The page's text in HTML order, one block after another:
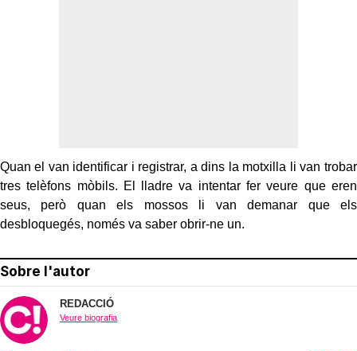
Quan el van identificar i registrar, a dins la motxilla li van trobar
tres telèfons mòbils. El lladre va intentar fer veure que eren
seus, però quan els mossos li van demanar que els
desbloquegés, només va saber obrir-ne un.
Sobre l'autor
REDACCIÓ
Veure biografia